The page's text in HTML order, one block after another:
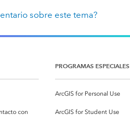
sobre este tema?
con
PROGRAMAS ESPECIALES
ArcGIS for Personal Use
ArcGIS for Student Use